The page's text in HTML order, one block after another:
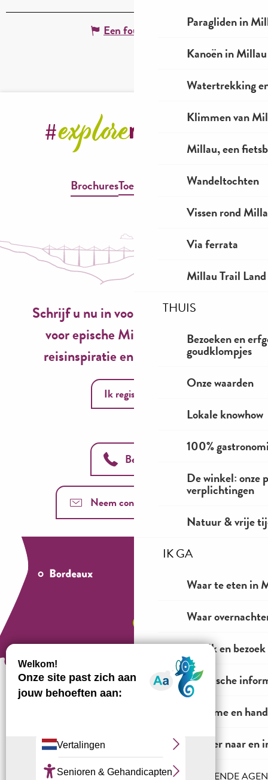
HET INKOMENDE
Paragliden in
Kanoën in
Watertrekking
Klimmen van
Millau, een
Wandeltochten
Vissen rond
Via ferrata
Millau Trail Land
THUIS
Bezoeken en
goudklompjes
Onze waarden
Lokale knowhow
100%
De winkel: onze
verplichtingen
Natuur & vrije
IK GA
Waar te eten in
Waar
Bekijk en bezoek
Praktische
Toerisme en
Vervoer naar
Een fout melden
BrochuresToegankelijkheid
Schrijf u nu in voor onze nieuwsbrief
voor epische Millau-ervaringen,
reisinspiratie en seizoensideeën!
Ik registreer
Bel ons
Neem contact met ons op